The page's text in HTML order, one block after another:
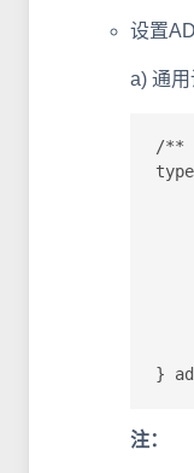
设置
a) 通
/**
}
注：